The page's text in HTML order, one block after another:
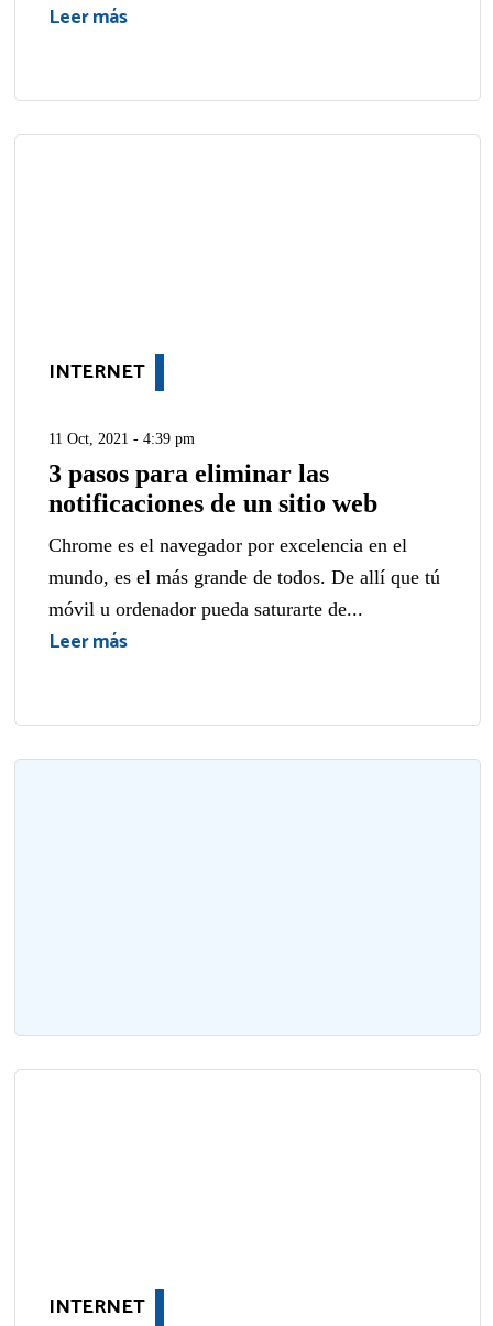
Leer más
INTERNET
11 Oct, 2021 - 4:39 pm
3 pasos para eliminar las
notificaciones de un sitio web
Chrome es el navegador por excelencia en el
mundo, es el más grande de todos. De allí que tú
móvil u ordenador pueda saturarte de...
Leer más
INTERNET